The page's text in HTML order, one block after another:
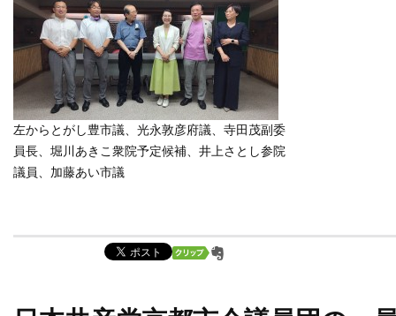
左からとがし豊市議、光永敦彦府議、寺田茂副委
員長、堀川あきこ衆院予定候補、井上さとし参院
議員、加藤あい市議